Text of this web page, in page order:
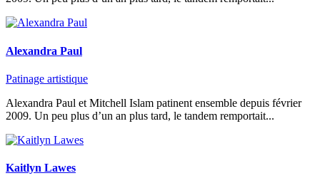
Alexandra Paul
Patinage artistique
Alexandra Paul et Mitchell Islam patinent ensemble depuis février
2009. Un peu plus d’un an plus tard, le tandem remportait...
Kaitlyn Lawes